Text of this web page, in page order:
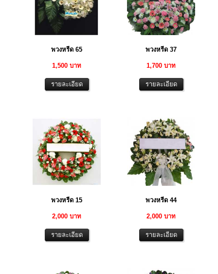
พวงหรีด 65
1,500 บาท
พวงหรีด 37
1,700 บาท
พวงหรีด 15
2,000 บาท
พวงหรีด 44
2,000 บาท